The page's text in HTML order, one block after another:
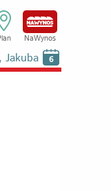
NaWynos
Jakuba 6